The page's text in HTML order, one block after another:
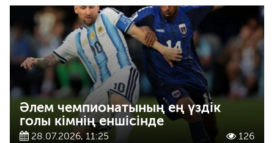
Әлем чемпионатының ең үздік
голы кімнің еншісінде
28.07.2026, 11:25 126